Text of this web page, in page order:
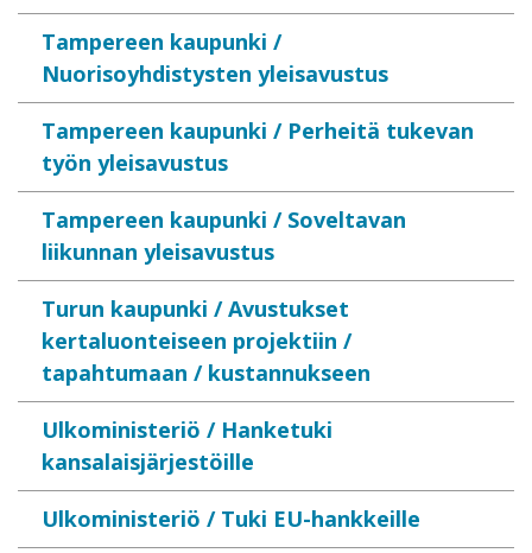
Tampereen kaupunki /
Nuorisoyhdistysten yleisavustus
Tampereen kaupunki / Perheitä tukevan
työn yleisavustus
Tampereen kaupunki / Soveltavan
liikunnan yleisavustus
Turun kaupunki / Avustukset
kertaluonteiseen projektiin /
tapahtumaan / kustannukseen
Ulkoministeriö / Hanketuki
kansalaisjärjestöille
Ulkoministeriö / Tuki EU-hankkeille